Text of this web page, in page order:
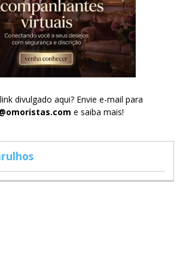
divulgado aqui? Envie e-mail para
e saiba mais!